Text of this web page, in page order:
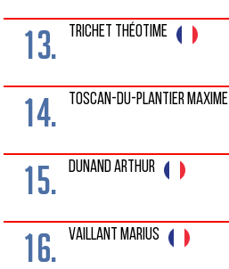
13. TRICHET THÉOTIME
14. TOSCAN-DU-PLANTIER MAXIME
15. DUNAND ARTHUR
16. VAILLANT MARIUS